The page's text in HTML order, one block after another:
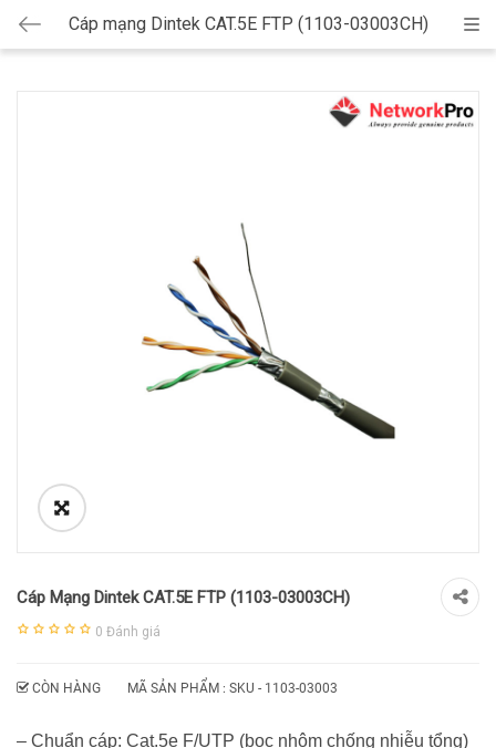
Cáp mạng Dintek CAT.5E FTP (1103-03003CH)
Cáp Mạng Dintek CAT.5E FTP (1103-03003CH)
0 Đánh giá
CÒN HÀNG MÃ SẢN PHẨM : SKU - 1103-03003
– Chuẩn cáp: Cat.5e F/UTP (bọc nhôm chống nhiễu tổng)